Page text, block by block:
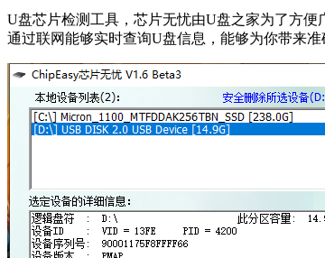
U盘芯片检测工具，芯片无忧由U盘之家为了方便
通过联网能够实时查询U盘信息，能够为你带来准